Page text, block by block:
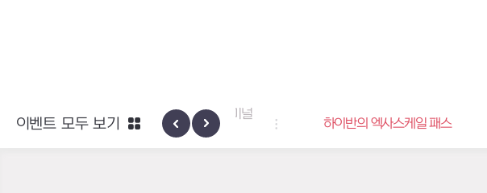
엑사스케일 증폭 회로 보급 터미널
이벤트
하이반의 엑사스케일 패스
이벤트 모두 보기